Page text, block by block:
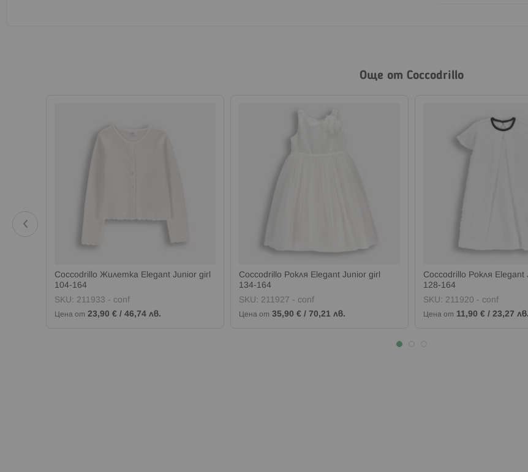
Още от Coccodrillo
Coccodrillo Жилетка Elegant Junior girl
104-164
SKU: 211933 - conf
Цена от 23,90 € / 46,74 лв.
Coccodrillo Рокля Elegant Junior girl
134-164
SKU: 211927 - conf
Цена от 35,90 € / 70,21 лв.
Coccodrillo Рокля Elegant
128-164
SKU: 211920 - conf
Цена от 11,90 € / 23,27 лв.